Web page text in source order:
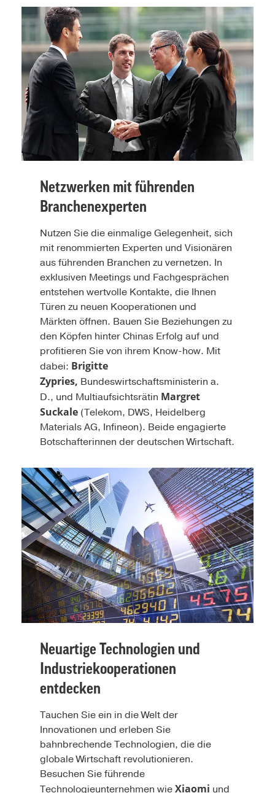
Netzwerken mit führenden
Branchenexperten
Nutzen Sie die einmalige Gelegenheit, sich
mit renommierten Experten und Visionären
aus führenden Branchen zu vernetzen. In
exklusiven Meetings und Fachgesprächen
entstehen wertvolle Kontakte, die Ihnen
Türen zu neuen Kooperationen und
Märkten öffnen. Bauen Sie Beziehungen zu
den Köpfen hinter Chinas Erfolg auf und
profitieren Sie von ihrem Know-how. Mit
dabei: Brigitte
Zypries, Bundeswirtschaftsministerin a.
D., und Multiaufsichtsrätin Margret
Suckale (Telekom, DWS, Heidelberg
Materials AG, Infineon). Beide engagierte
Botschafterinnen der deutschen Wirtschaft.
Neuartige Technologien und
Industriekooperationen
entdecken
Tauchen Sie ein in die Welt der
Innovationen und erleben Sie
bahnbrechende Technologien, die die
globale Wirtschaft revolutionieren.
Besuchen Sie führende
Technologieunternehmen wieXiaomi und